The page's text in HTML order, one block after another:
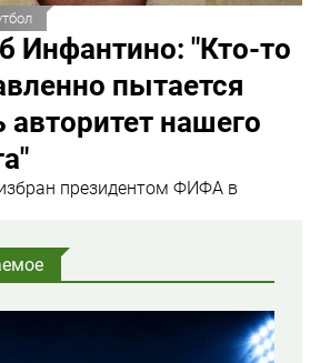
"Кто‑то
пытается
авторитет нашего
президентом ФИФА в